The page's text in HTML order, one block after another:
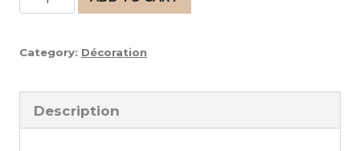
Multifonction
Category: Décoration
Description